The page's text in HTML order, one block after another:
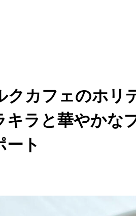
クカフェのホリ
キラと華やかな
ート